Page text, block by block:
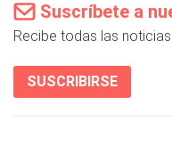
Suscríbete a
Recibe todas las
SUSCRIBIRSE